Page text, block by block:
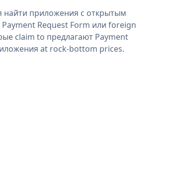
найти приложения с открытым
Request Form или foreign
claim to предлагают Payment
at rock-bottom prices.